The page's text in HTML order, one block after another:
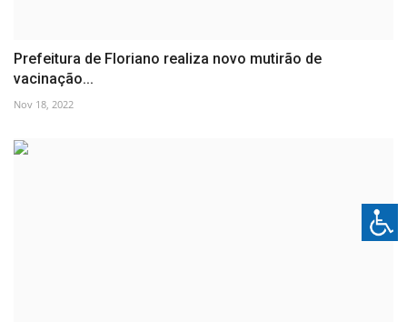
Prefeitura de Floriano realiza novo mutirão de
vacinação...
Nov 18, 2022